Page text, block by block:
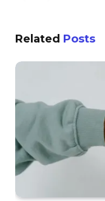
Related Posts